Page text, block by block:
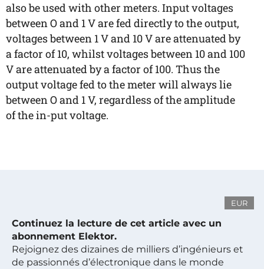
also be used with other meters. Input voltages
between O and 1 V are fed directly to the output,
voltages between 1 V and 10 V are attenuated by
a factor of 10, whilst voltages between 10 and 100
V are attenuated by a factor of 100. Thus the
output voltage fed to the meter will always lie
between O and 1 V, regardless of the amplitude
of the in-put voltage.
EUR
Continuez la lecture de cet article avec un
abonnement Elektor.
Rejoignez des dizaines de milliers d’ingénieurs et
de passionnés d’électronique dans le monde